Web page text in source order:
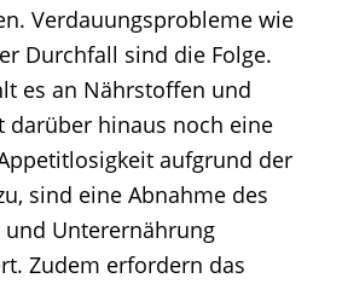
Verdauungsprobleme wie
Durchfall sind die Folge.
es an Nährstoffen und
darüber hinaus noch eine
aufgrund der
sind eine Abnahme des
Unterernährung
Zudem erfordern das